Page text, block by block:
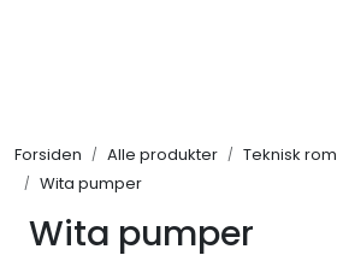
Forsiden Alle produkter Teknisk rom
Wita pumper
Wita pumper
KAMPANJER
Kontakt Oss